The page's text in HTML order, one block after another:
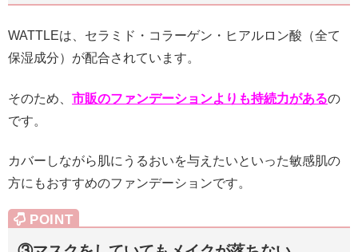
WATTLEは、セラミド・コラーゲン・ヒアルロン酸（全て
保湿成分）が配合されています。
そのため、 市販のファンデーションよりも持続力があるの
です。
カバーしながら肌にうるおいを与えたいといった敏感肌の
方にもおすすめのファンデーションです。